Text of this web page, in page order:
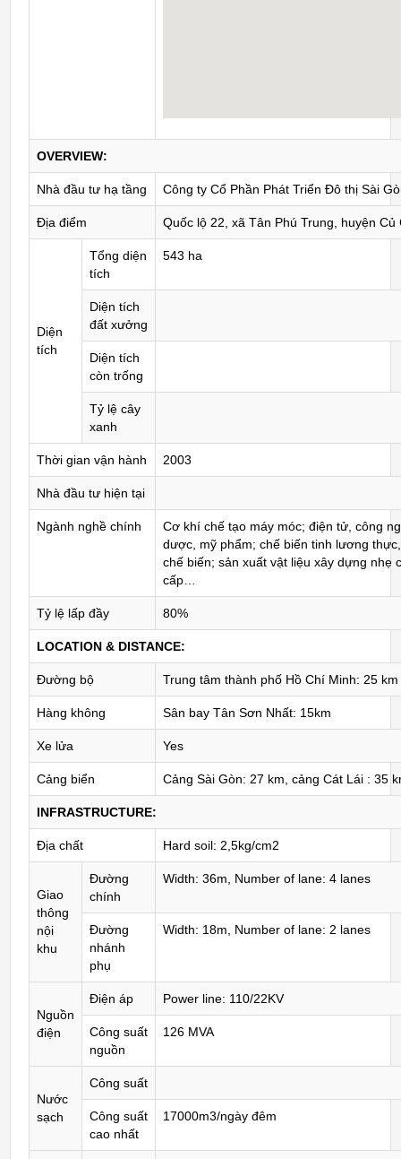
OVERVIEW:
Nhà đầu tư hạ tầng Công ty Cổ Phần Phát Triển Đô thị Sài
Địa điểm Quốc lộ 22, xã Tân Phú Trung, huyện
Diện
tích
Tổng diện
tích
543 ha
Diện tích
đất xưởng
Diện tích
còn trống
Tỷ lệ cây
xanh
Thời gian vận hành 2003
Nhà đầu tư hiện tại
Ngành nghề chính
Cơ khí chế tạo máy móc; điện tử, công
dược, mỹ phẩm; chế biến tinh lương
chế biến; sản xuất vật liệu xây dựng nhẹ
cấp…
Tỷ lệ lấp đầy 80%
LOCATION & DISTANCE:
Đường bộ Trung tâm thành phố Hồ Chí Minh: 25 km
Hàng không Sân bay Tân Sơn Nhất: 15km
Xe lửa Yes
Cảng biển Cảng Sài Gòn: 27 km, cảng Cát Lái : 35
INFRASTRUCTURE:
Địa chất Hard soil: 2,5kg/cm2
Giao
thông
nội
khu
Đường
chính
Width: 36m, Number of lane: 4 lanes
Đường
nhánh
phụ
Width: 18m, Number of lane: 2 lanes
Nguồn
điện
Điện áp Power line: 110/22KV
Công suất
nguồn
126 MVA
Nước
sạch
Công suất
Công suất
cao nhất
17000m3/ngày đêm